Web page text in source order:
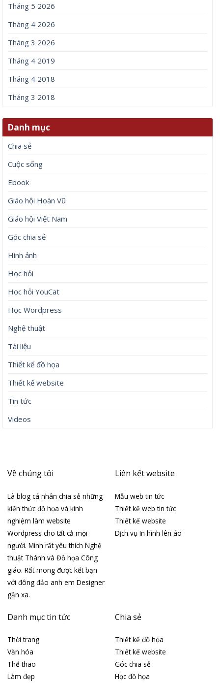
Tháng 5 2026
Tháng 4 2026
Tháng 3 2026
Tháng 4 2019
Tháng 4 2018
Tháng 3 2018
Danh mục
Chia sẻ
Cuộc sống
Ebook
Giáo hội Hoàn Vũ
Giáo hội Việt Nam
Góc chia sẻ
Hình ảnh
Học hỏi
Học hỏi YouCat
Học Wordpress
Nghệ thuật
Tài liệu
Thiết kế đồ họa
Thiết kế website
Tin tức
Videos
Về chúng tôi
Là blog cá nhân chia sẻ những
kiến thức đồ họa và kinh
nghiệm làm website
Wordpress cho tất cả mọi
người. Mình rất yêu thích Nghệ
thuật Thánh và Đồ họa Công
giáo. Rất mong được kết bạn
với đông đảo anh em Designer
gần xa.
Liên kết website
Mẫu web tin tức
Thiết kế web tin tức
Thiết kế website
Dịch vụ In hình lên áo
Danh mục tin tức
Thời trang
Văn hóa
Thể thao
Làm đẹp
Chia sẻ
Thiết kế đồ họa
Thiết kế website
Góc chia sẻ
Học đồ họa